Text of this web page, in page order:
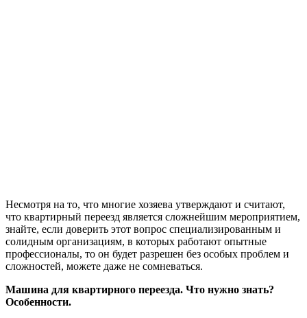
Несмотря на то, что многие хозяева утверждают и считают,
что квартирный переезд является сложнейшим мероприятием,
знайте, если доверить этот вопрос специализированным и
солидным организациям, в которых работают опытные
профессионалы, то он будет разрешен без особых проблем и
сложностей, можете даже не сомневаться.
Машина для квартирного переезда. Что нужно знать?
Особенности.